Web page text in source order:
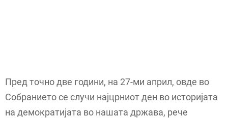
Пред точно две години, на 27-ми април, овде во
Собранието се случи најцрниот ден во историјата
на демократијата во нашата држава, рече